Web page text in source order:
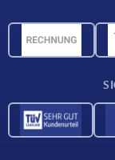
CAD-Daten
Für